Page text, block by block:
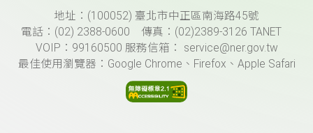
頁尾資訊地址：(100052) 臺北市中正區南海路45號
電話：(02) 2388-0600 傳真：(02)2389-3126 TANET
VOIP：99160500 服務信箱： service@ner.gov.tw
最佳使用瀏覽器：Google Chrome、Firefox、Apple Safari